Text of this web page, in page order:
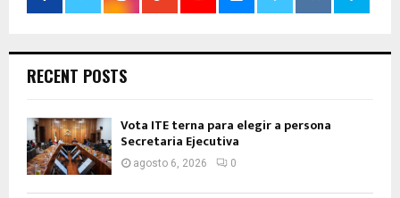
RECENT POSTS
Vota ITE terna para elegir a persona
Secretaria Ejecutiva
agosto 6, 2026 0